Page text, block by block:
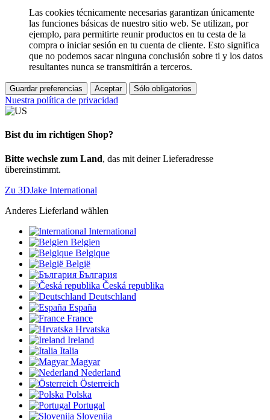
Las cookies técnicamente necesarias garantizan únicamente
las funciones básicas de nuestro sitio web. Se utilizan, por
ejemplo, para permitirte reunir productos en tu cesta de la
compra o iniciar sesión en tu cuenta de cliente. Esto significa
que no podemos sacar ninguna conclusión sobre ti y los datos
resultantes nunca se transmitirán a terceros.
Guardar preferencias Aceptar Sólo obligatorios
Nuestra política de privacidad
Bist du im richtigen Shop?
Bitte wechsle zum Land, das mit deiner Lieferadresse
übereinstimmt.
Zu 3DJake International
Anderes Lieferland wählen
International
Belgien
Belgique
België
България
Česká republika
Deutschland
España
France
Hrvatska
Ireland
Italia
Magyar
Nederland
Österreich
Polska
Portugal
Slovenija